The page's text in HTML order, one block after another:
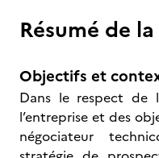
Résumé de
Objectifs et
Dans le respect de
l’entreprise et des
négociateur